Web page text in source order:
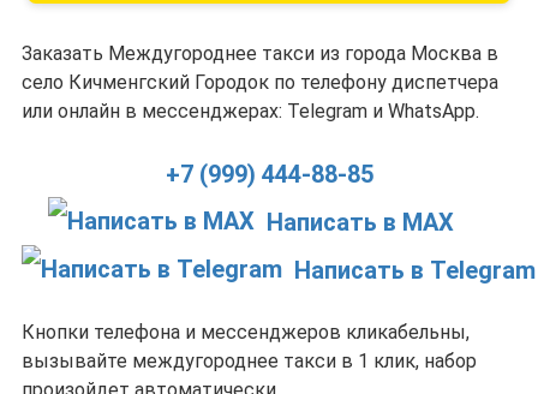
Заказать Междугороднее такси из города Москва в
село Кичменгский Городок по телефону диспетчера
или онлайн в мессенджерах: Telegram и WhatsApp.
+7 (999) 444-88-85
Написать в MAX
Написать в Telegram
Кнопки телефона и мессенджеров кликабельны,
вызывайте междугороднее такси в 1 клик, набор